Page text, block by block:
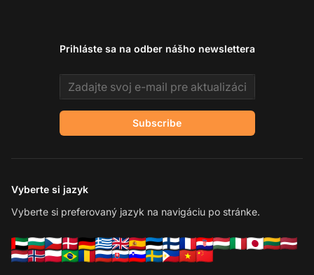
Prihláste sa na odber nášho newslettera
Email address
Subscribe
Vyberte si jazyk
Vyberte si preferovaný jazyk na navigáciu po stránke.